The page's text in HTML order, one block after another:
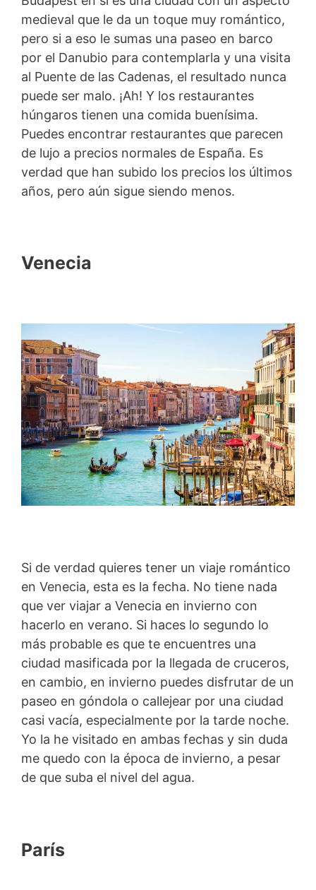
medieval que le da un toque muy romántico,
pero si a eso le sumas una paseo en barco
por el Danubio para contemplarla y una visita
al Puente de las Cadenas, el resultado nunca
puede ser malo. ¡Ah! Y los restaurantes
húngaros tienen una comida buenísima.
Puedes encontrar restaurantes que parecen
de lujo a precios normales de España. Es
verdad que han subido los precios los últimos
años, pero aún sigue siendo menos.
Venecia
Si de verdad quieres tener un viaje romántico
en Venecia, esta es la fecha. No tiene nada
que ver viajar a Venecia en invierno con
hacerlo en verano. Si haces lo segundo lo
más probable es que te encuentres una
ciudad masificada por la llegada de cruceros,
en cambio, en invierno puedes disfrutar de un
paseo en góndola o callejear por una ciudad
casi vacía, especialmente por la tarde noche.
Yo la he visitado en ambas fechas y sin duda
me quedo con la época de invierno, a pesar
de que suba el nivel del agua.
París